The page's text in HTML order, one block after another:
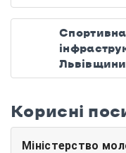
Спортивна
Львівщини
Корисні
Міністерство